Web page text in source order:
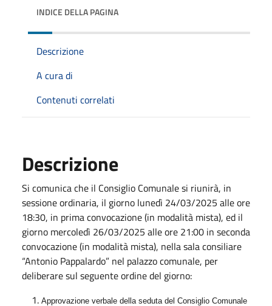
INDICE DELLA PAGINA
Descrizione
A cura di
Contenuti correlati
Descrizione
Si comunica che il Consiglio Comunale si riunirà, in
sessione ordinaria, il giorno lunedì 24/03/2025 alle ore
18:30, in prima convocazione (in modalità mista), ed il
giorno mercoledì 26/03/2025 alle ore 21:00 in seconda
convocazione (in modalità mista), nella sala consiliare
“Antonio Pappalardo” nel palazzo comunale, per
deliberare sul seguente ordine del giorno:
Approvazione verbale della seduta del Consiglio Comunale